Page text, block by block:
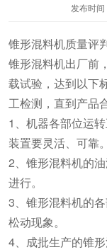
发布时
锥形混料机质量评
锥形混料机出厂前
载试验，达到以下
工检测，直到产品
1、机器各部位运
装置要灵活、可靠。
2、锥形混料机的
进行。
3、锥形混料机的
松动现象。
4、成批生产的锥